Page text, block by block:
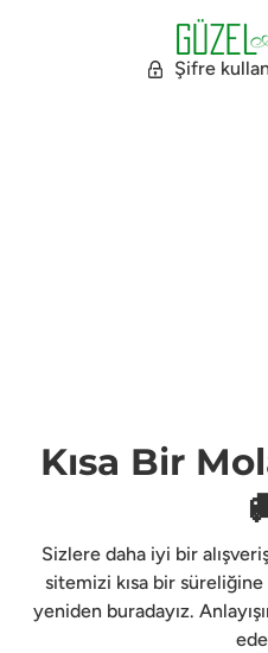
Şifre
Kısa Bir
Sizlere daha iyi bir
sitemizi kısa bir süreliğine
yeniden buradayız.